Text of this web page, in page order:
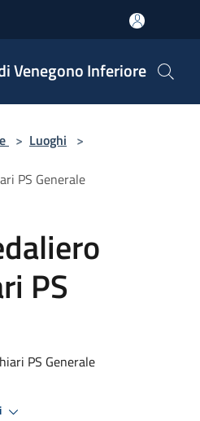
Venegono Inferiore
> Luoghi >
PS Generale
PS
PS Generale